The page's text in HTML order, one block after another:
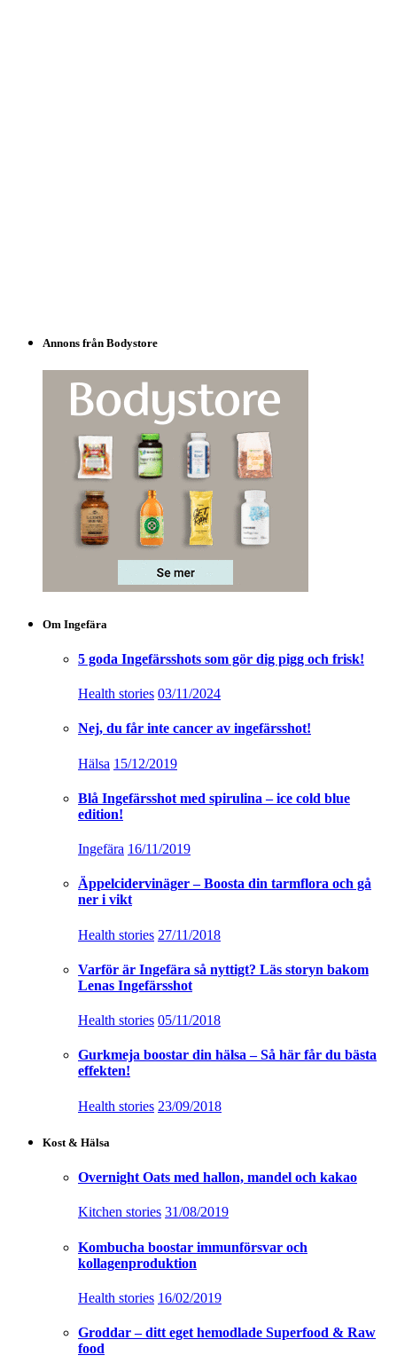
Annons från Bodystore
Om Ingefära
5 goda Ingefärsshots som gör dig pigg och frisk!
Health stories 03/11/2024
Nej, du får inte cancer av ingefärsshot!
Hälsa 15/12/2019
Blå Ingefärsshot med spirulina – ice cold blue
edition!
Ingefära 16/11/2019
Äppelcidervinäger – Boosta din tarmflora och gå
ner i vikt
Health stories 27/11/2018
Varför är Ingefära så nyttigt? Läs storyn bakom
Lenas Ingefärsshot
Health stories 05/11/2018
Gurkmeja boostar din hälsa – Så här får du bästa
effekten!
Health stories 23/09/2018
Kost & Hälsa
Overnight Oats med hallon, mandel och kakao
Kitchen stories 31/08/2019
Kombucha boostar immunförsvar och
kollagenproduktion
Health stories 16/02/2019
Groddar – ditt eget hemodlade Superfood & Raw
food